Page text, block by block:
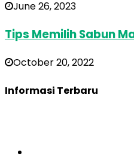
June 26, 2023
Tips Memilih Sabun
October 20, 2022
Informasi Terbaru